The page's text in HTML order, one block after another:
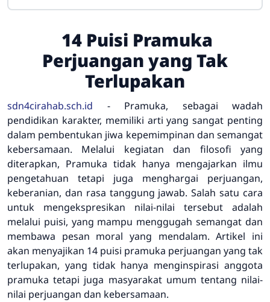
14 Puisi Pramuka
Perjuangan yang Tak
Terlupakan
sdn4cirahab.sch.id - Pramuka, sebagai wadah
pendidikan karakter, memiliki arti yang sangat penting
dalam pembentukan jiwa kepemimpinan dan semangat
kebersamaan. Melalui kegiatan dan filosofi yang
diterapkan, Pramuka tidak hanya mengajarkan ilmu
pengetahuan tetapi juga menghargai perjuangan,
keberanian, dan rasa tanggung jawab. Salah satu cara
untuk mengekspresikan nilai-nilai tersebut adalah
melalui puisi, yang mampu menggugah semangat dan
membawa pesan moral yang mendalam. Artikel ini
akan menyajikan 14 puisi pramuka perjuangan yang tak
terlupakan, yang tidak hanya menginspirasi anggota
pramuka tetapi juga masyarakat umum tentang nilai-
nilai perjuangan dan kebersamaan.